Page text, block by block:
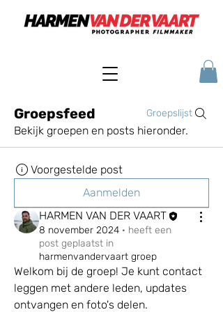
Groepsfeed Groepslijst
Bekijk groepen en posts hieronder.
Voorgestelde post
Aanmelden
HARMEN VAN DER VAART
8 november 2024 · heeft een
post geplaatst in
harmenvandervaart groep
Welkom bij de groep! Je kunt contact
leggen met andere leden, updates
ontvangen en foto's delen.